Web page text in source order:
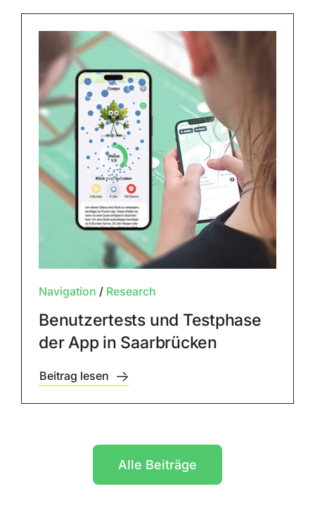
Navigation / Research
Benutzertests und Testphase
der App in Saarbrücken
Beitrag lesen
Alle Beiträge